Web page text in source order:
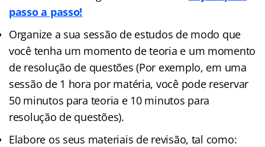
passo a passo!
Organize a sua sessão de estudos de modo que
você tenha um momento de teoria e um momento
de resolução de questões (Por exemplo, em uma
sessão de 1 hora por matéria, você pode reservar
50 minutos para teoria e 10 minutos para
resolução de questões).
Elabore os seus materiais de revisão, tal como: